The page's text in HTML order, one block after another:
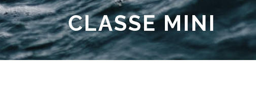
CLASSE MINI